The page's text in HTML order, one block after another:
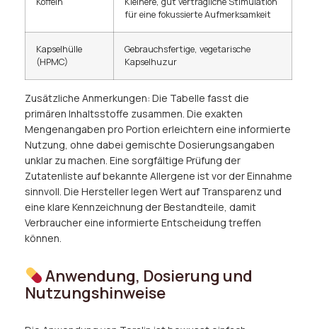
für eine fokussierte Aufmerksamkeit
Kapselhülle
(HPMC)
Gebrauchsfertige, vegetarische
Kapselhuzur
Zusätzliche Anmerkungen: Die Tabelle fasst die
primären Inhaltsstoffe zusammen. Die exakten
Mengenangaben pro Portion erleichtern eine informierte
Nutzung, ohne dabei gemischte Dosierungsangaben
unklar zu machen. Eine sorgfältige Prüfung der
Zutatenliste auf bekannte Allergene ist vor der Einnahme
sinnvoll. Die Hersteller legen Wert auf Transparenz und
eine klare Kennzeichnung der Bestandteile, damit
Verbraucher eine informierte Entscheidung treffen
können.
Anwendung, Dosierung und
Nutzungshinweise